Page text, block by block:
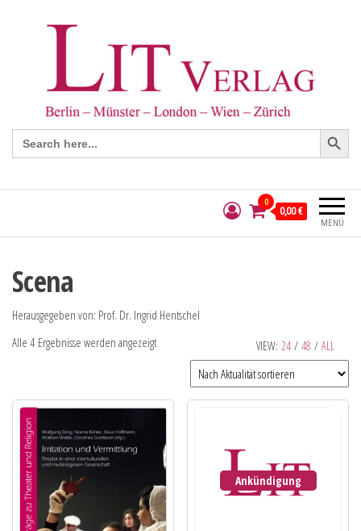
Search
for:
Search Button
MENÜ
0
0,00 €
Scena
Herausgegeben von: Prof. Dr. Ingrid Hentschel
VIEW: 24 / 48 / ALL
Alle 4 Ergebnisse werden angezeigt
Ankündigung